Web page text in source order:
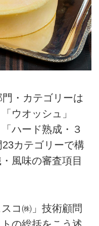
・カテゴリーは
ウオッシュ」
ハード熟成・３
カテゴリーで構
風味の審査項目
コ㈱」技術顧問
の総括をこう述